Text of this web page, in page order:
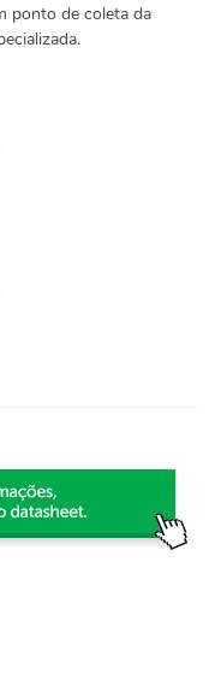
ponto de coleta da